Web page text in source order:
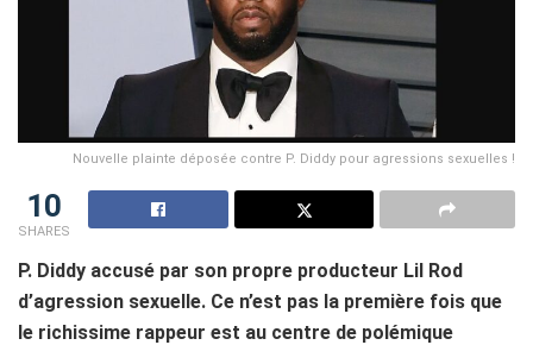
Nouvelle plainte déposée contre P. Diddy pour agressions sexuelles !
10
SHARES
P. Diddy accusé par son propre producteur Lil Rod
d’agression sexuelle. Ce n’est pas la première fois que
le richissime rappeur est au centre de polémique